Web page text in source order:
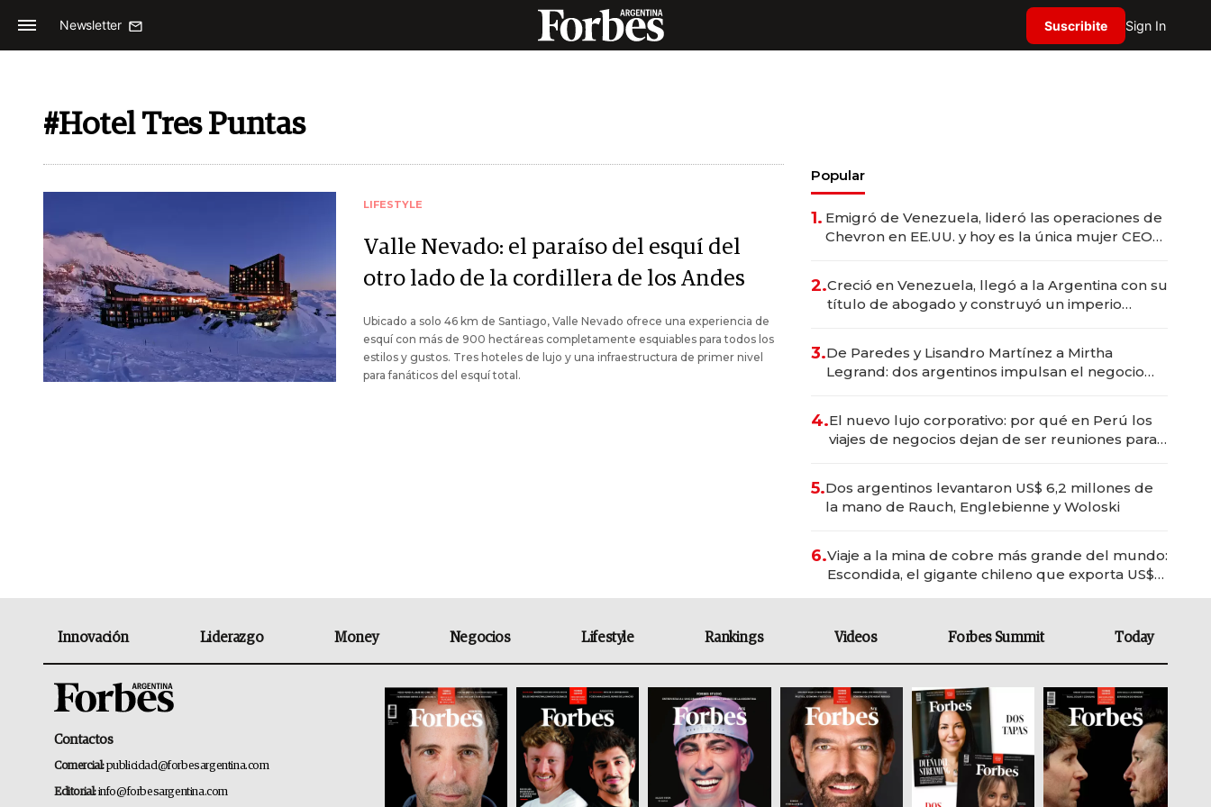
Newsletter Suscribite Sign In
#Hotel Tres Puntas
LIFESTYLE
Valle Nevado: el paraíso del esquí del
otro lado de la cordillera de los Andes
Ubicado a solo 46 km de Santiago, Valle Nevado ofrece una experiencia de
esquí con más de 900 hectáreas completamente esquiables para todos los
estilos y gustos. Tres hoteles de lujo y una infraestructura de primer nivel
para fanáticos del esquí total.
Popular
1. Emigró de Venezuela, lideró las operaciones de
Chevron en EE.UU. y hoy es la única mujer CEO
2.Creció en Venezuela, llegó a la Argentina con su
título de abogado y construyó un imperio
3.De Paredes y Lisandro Martínez a Mirtha
Legrand: dos argentinos impulsan el negocio
4.El nuevo lujo corporativo: por qué en Perú los
viajes de negocios dejan de ser reuniones para
5.Dos argentinos levantaron US$ 6,2 millones de
la mano de Rauch, Englebienne y Woloski
6.Viaje a la mina de cobre más grande del mundo:
Escondida, el gigante chileno que exporta US$
Innovación Liderazgo Money Negocios Lifestyle Rankings Videos Forbes Summit Today
Contactos
Comercial:publicidad@forbesargentina.com
Editorial:info@forbesargentina.com